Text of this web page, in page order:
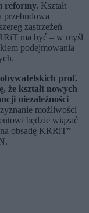
reformy. Kształt
przebudowa
zastrzeżeń
ma być – w myśl
podejmowania
prof.
że kształt nowych
niezależności
możliwości
będzie wiązać
obsadę KRRiT” –